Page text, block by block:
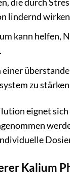
lindernd
kann helfen,
einer
zu
eignet
Kalium